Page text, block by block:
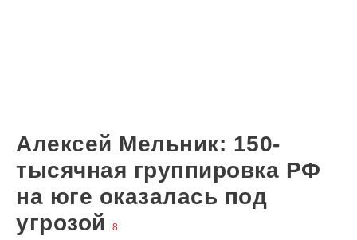
Алексей Мельник: 150-
тысячная группировка РФ
на юге оказалась под
угрозой
8